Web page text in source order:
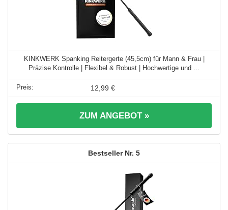
KINKWERK Spanking Reitergerte (45,5cm) für Mann & Frau |
Präzise Kontrolle | Flexibel & Robust | Hochwertige und ...
12,99 €
ZUM ANGEBOT »
5